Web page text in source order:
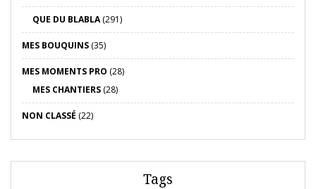
QUE DU BLABLA(291)
MES BOUQUINS (35)
MES MOMENTS PRO (28)
MES CHANTIERS (28)
NON CLASSÉ (22)
Tags